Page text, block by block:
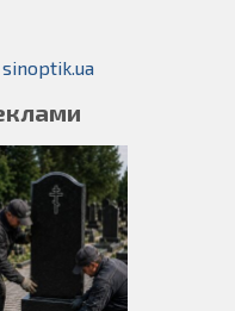
sinoptik.ua